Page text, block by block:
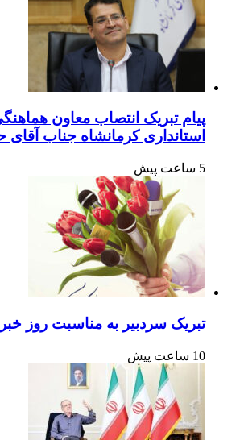
پیام تبریک انتصاب معاون
استانداری کرمانشاه جناب
5 ساعت پیش
تبریک سردبیر به مناسبت روز
10 ساعت پیش